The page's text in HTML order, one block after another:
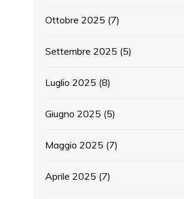
Ottobre 2025 (7)
Settembre 2025 (5)
Luglio 2025 (8)
Giugno 2025 (5)
Maggio 2025 (7)
Aprile 2025 (7)